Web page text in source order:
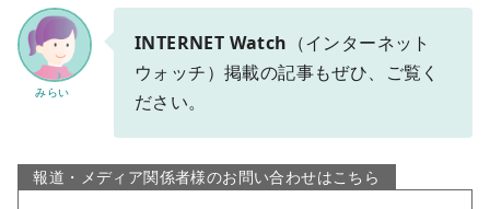
みらい
INTERNET Watch （インターネット
ウォッチ）掲載の記事もぜひ、ご覧く
ださい。
報道・メディア関係者様のお問い合わせはこちら